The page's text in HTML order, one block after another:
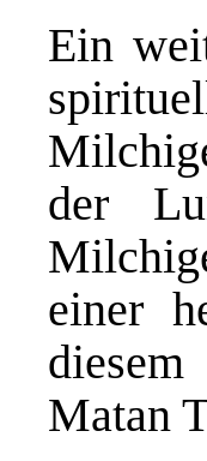
Ein
der
einer
Matan